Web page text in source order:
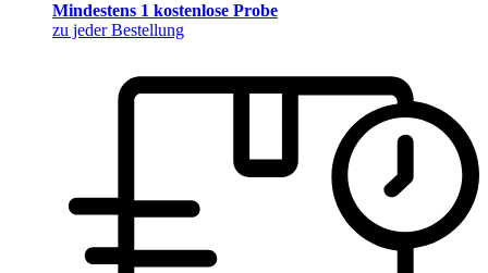
Mindestens 1 kostenlose Probe
zu jeder Bestellung